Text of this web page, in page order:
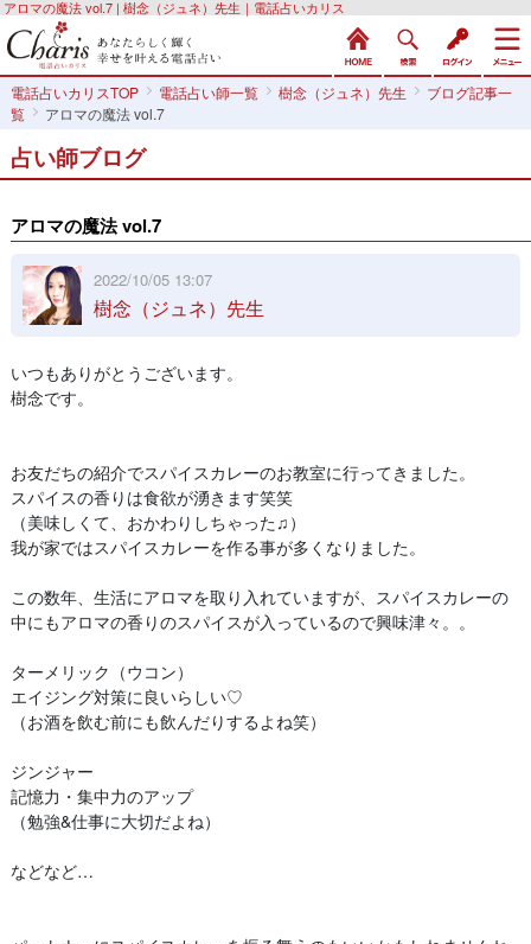
アロマの魔法 vol.7 | 樹念（ジュネ）先生｜電話占いカリス
電話占いカリスTOP 電話占い師一覧 樹念（ジュネ）先生
ブログ記事一
覧
アロマの魔法 vol.7
占い師ブログ
アロマの魔法 vol.7
2022/10/05 13:07
樹念（ジュネ）先生
いつもありがとうございます。
樹念です。
お友だちの紹介でスパイスカレーのお教室に行ってきました。
スパイスの香りは食欲が湧きます笑笑
（美味しくて、おかわりしちゃった♫）
我が家ではスパイスカレーを作る事が多くなりました。
この数年、生活にアロマを取り入れていますが、スパイスカレーの
中にもアロマの香りのスパイスが入っているので興味津々。。
ターメリック（ウコン）
エイジング対策に良いらしい♡
（お酒を飲む前にも飲んだりするよね笑）
ジンジャー
記憶力・集中力のアップ
（勉強&仕事に大切だよね）
などなど…